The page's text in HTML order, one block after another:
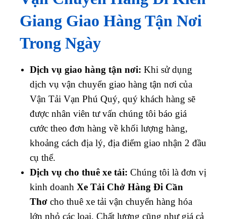
Giang Giao Hàng Tận Nơi
Trong Ngày
Dịch vụ giao hàng tận nơi: Khi sử dụng
dịch vụ vận chuyển giao hàng tận nơi của
Vận Tải Vạn Phú Quý, quý khách hàng sẽ
được nhân viên tư vấn chúng tôi báo giá
cước theo đơn hàng về khối lượng hàng,
khoảng cách địa lý, địa điểm giao nhận 2 đầu
cụ thể.
Dịch vụ cho thuê xe tải: Chúng tôi là đơn vị
kinh doanh Xe Tải Chở Hàng Đi Cần
Thơ cho thuê xe tải vận chuyển hàng hóa
lớn nhỏ các loại. Chất lượng cũng như giá cả